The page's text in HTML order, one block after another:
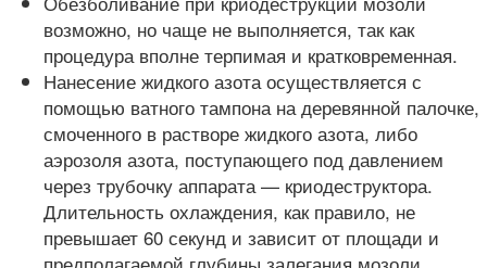
возможно, но чаще не выполняется, так как
процедура вполне терпимая и кратковременная.
Нанесение жидкого азота осуществляется с
помощью ватного тампона на деревянной палочке,
смоченного в растворе жидкого азота, либо
аэрозоля азота, поступающего под давлением
через трубочку аппарата — криодеструктора.
Длительность охлаждения, как правило, не
превышает 60 секунд и зависит от площади и